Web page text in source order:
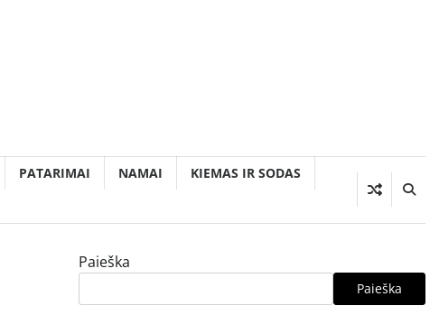
PATARIMAI NAMAI
KIEMAS IR SODAS
Paieška
Paieška